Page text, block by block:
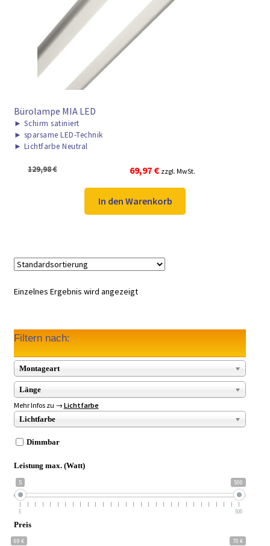
► ZAHLARTEN
► VERSANDARTEN
Bürolampe MIA LED
► Schirm satiniert
► sparsame LED-Technik
► Lichtfarbe Neutral
129,98€
Ursprünglicher
Preis
war:
129,98 €
69,97 €Aktueller
Preis
ist:
69,97 €.
zzgl. MwSt.
In den Warenkorb
Einzelnes Ergebnis wird angezeigt
Filtern nach:
Montageart
Länge
Mehr Infos zu → Lichtfarbe
Lichtfarbe
Dimmbar
Leistung max. (Watt)
5 500
5 500
Preis
69 € 70 €